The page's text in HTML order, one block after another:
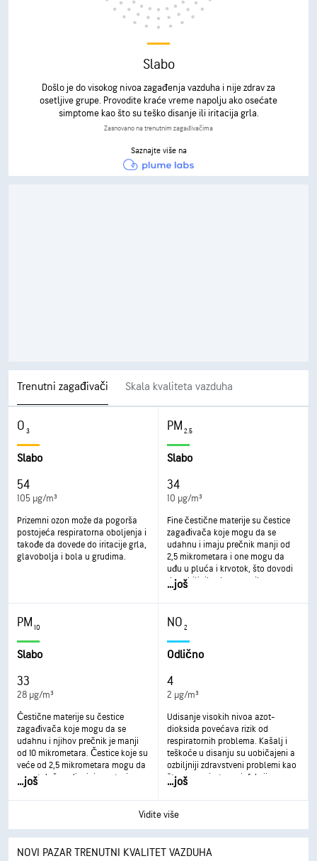
Slabo
Došlo je do visokog nivoa zagađenja vazduha i nije zdrav za
osetljive grupe. Provodite kraće vreme napolju ako osećate
simptome kao što su teško disanje ili iritacija grla.
Zasnovano na trenutnim zagađivačima
Saznajte više na
Trenutni zagađivači Skala kvaliteta vazduha
O3
Slabo
54
105 µg/m³
Prizemni ozon može da pogorša
postojeća respiratorna oboljenja i
takođe da dovede do iritacije grla,
glavobolja i bola u grudima.
PM2.5
Slabo
34
10 µg/m³
Fine čestične materije su čestice
zagađivača koje mogu da se
udahnu i imaju prečnik manji od
2,5 mikrometara i one mogu da
uđu u pluća i krvotok, što dovodi
do ozbiljnih zdravstvenih
problema. Najozbiljniji uticaji su
na pluća i srce. Izlaganje može
dovesti do kašlja ili teškoća u
disanju, pogoršanja astme, a
može se razviti i hronično
respiratorno oboljenje.
...još
PM10
Slabo
33
28 µg/m³
Čestične materije su čestice
zagađivača koje mogu da se
udahnu i njihov prečnik je manji
od 10 mikrometara. Čestice koje su
veće od 2,5 mikrometara mogu da
se natalože u disajnim putevima,
što dovodi do zdravstvenih
problema. Izlaganje može dovesti
pogoršanja astme. Učestalije i
veće izlaganje može dovesti do
...još
NO2
Odlično
4
2 µg/m³
Udisanje visokih nivoa azot-
dioksida povećava rizik od
respiratornih problema. Kašalj i
teškoće u disanju su uobičajeni a
ozbiljniji zdravstveni problemi kao
što su respiratorne infekcije mogu
se javiti tokom dužeg izlaganja.
...još
Vidite više
NOVI PAZAR TRENUTNI KVALITET VAZDUHA